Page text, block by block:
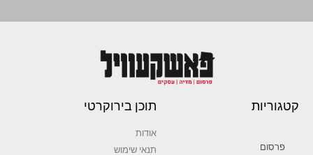
קטגוריות
פרסום
תוכן בירוקרטי
אודות
תנאי שימוש